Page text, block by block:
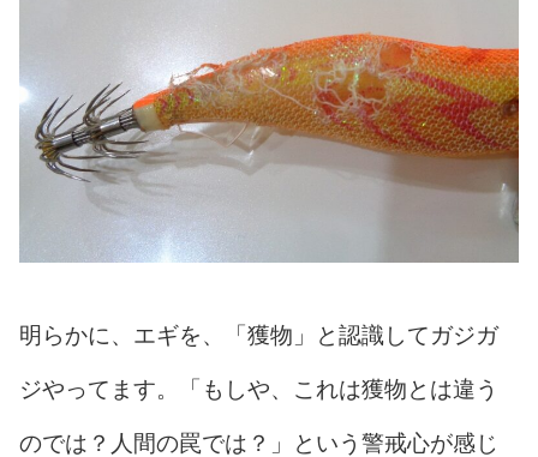
明らかに、エギを、「獲物」と認識してガジガ
ジやってます。「もしや、これは獲物とは違う
のでは？人間の罠では？」という警戒心が感じ